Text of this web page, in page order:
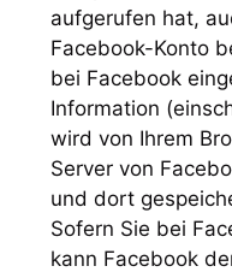
aufgerufen hat,
Facebook-Konto
bei Facebook
Information
wird von Ihrem
Server von
und dort
Sofern Sie bei
kann Facebook